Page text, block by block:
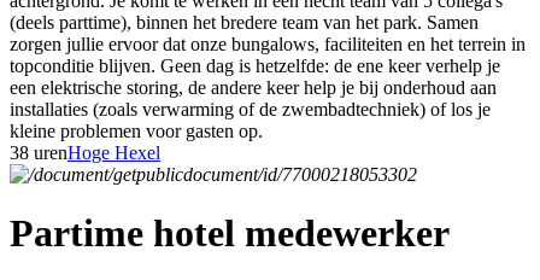
(deels parttime), binnen het bredere team van het park. Samen
zorgen jullie ervoor dat onze bungalows, faciliteiten en het terrein in
topconditie blijven. Geen dag is hetzelfde: de ene keer verhelp je
een elektrische storing, de andere keer help je bij onderhoud aan
installaties (zoals verwarming of de zwembadtechniek) of los je
kleine problemen voor gasten op.
38 urenHoge Hexel
Partime hotel medewerker